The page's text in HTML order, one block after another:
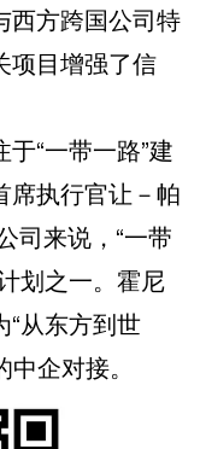
西方跨国公司特
项目增强了信
“一带一路”建
席执行官让－帕
司来说，“一带
划之一。霍尼
从东方到世
企对接。